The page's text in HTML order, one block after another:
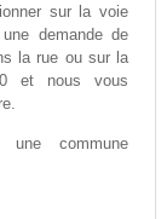
sur la voie
demande de
la rue ou sur la
et nous vous
une commune